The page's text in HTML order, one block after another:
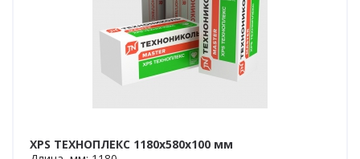
XPS ТЕХНОПЛЕКС 1180x580x100 мм